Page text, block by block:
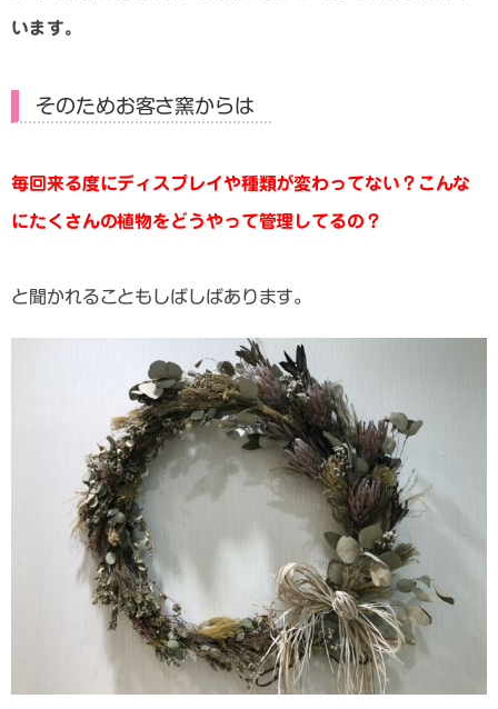
います。
そのためお客さ窯からは
毎回来る度にディスプレイや種類が変わってない？こんな
にたくさんの植物をどうやって管理してるの？
と聞かれることもしばしばあります。